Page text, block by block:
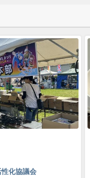
化協議会